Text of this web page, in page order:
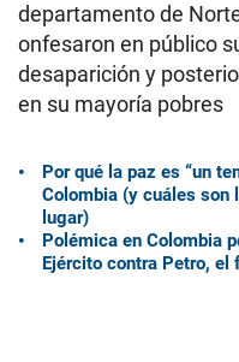
departamento de
onfesaron en público
desaparición y
en su mayoría pobres
Por qué la paz es “un
Colombia (y cuáles son
lugar)
Polémica en Colombia
Ejército contra Petro, el